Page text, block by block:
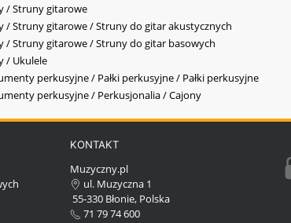
/ Struny gitarowe
/ Struny gitarowe / Struny do gitar akustycznych
/ Struny gitarowe / Struny do gitar basowych
/ Ukulele
perkusyjne / Pałki perkusyjne / Pałki perkusyjne
perkusyjne / Perkusjonalia / Cajony
KONTAKT
Muzyczny.pl
ul. Muzyczna 1
55-330 Błonie, Polska
71 79 74 600